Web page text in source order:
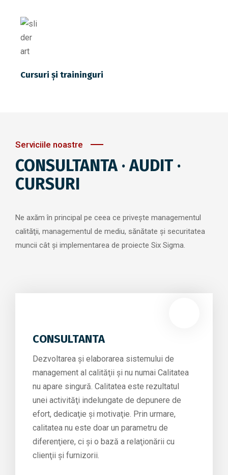
Cursuri şi traininguri
Serviciile noastre
CONSULTANTA · AUDIT ·
CURSURI
Ne axăm în principal pe ceea ce priveşte managementul
calităţii, managementul de mediu, sănătate şi securitatea
muncii cât şi implementarea de proiecte Six Sigma.
CONSULTANTA
Dezvoltarea şi elaborarea sistemului de
management al calităţii şi nu numai Calitatea
nu apare singură. Calitatea este rezultatul
unei activităţi indelungate de depunere de
efort, dedicaţie şi motivaţie. Prin urmare,
calitatea nu este doar un parametru de
diferenţiere, ci şi o bază a relaţionării cu
clienţii şi furnizorii.